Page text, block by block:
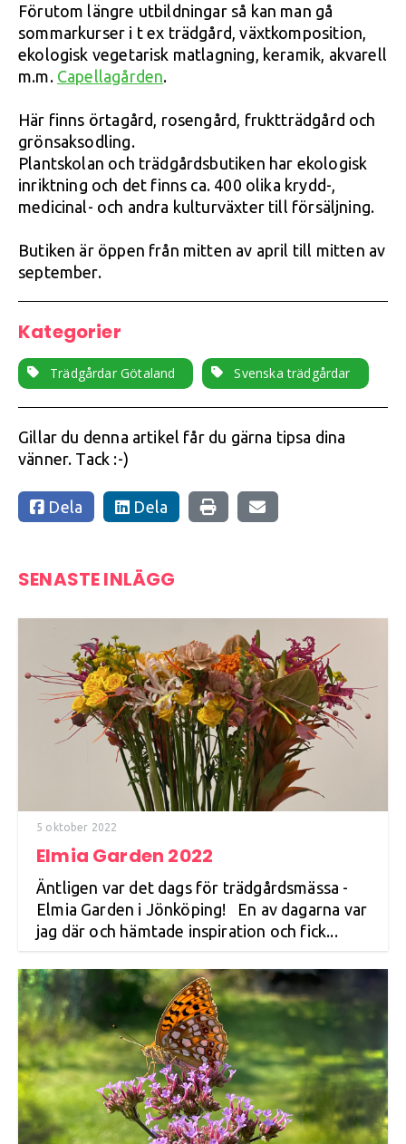
Förutom längre utbildningar så kan man gå
sommarkurser i t ex trädgård, växtkomposition,
ekologisk vegetarisk matlagning, keramik, akvarell
m.m. Capellagården.
Här finns örtagård, rosengård, fruktträdgård och
grönsaksodling.
Plantskolan och trädgårdsbutiken har ekologisk
inriktning och det finns ca. 400 olika krydd-,
medicinal- och andra kulturväxter till försäljning.
Butiken är öppen från mitten av april till mitten av
september.
Kategorier
Trädgårdar Götaland Svenska trädgårdar
Gillar du denna artikel får du gärna tipsa dina
vänner. Tack :-)
Dela Dela
SENASTE INLÄGG
5 oktober 2022
Elmia Garden 2022
Äntligen var det dags för trädgårdsmässa -
Elmia Garden i Jönköping! En av dagarna var
jag där och hämtade inspiration och fick...